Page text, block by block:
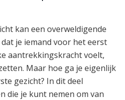
kan een overweldigende
je iemand voor het eerst
aantrekkingskracht voelt,
Maar hoe ga je eigenlijk
gezicht? In dit deel
die je kunt nemen om van